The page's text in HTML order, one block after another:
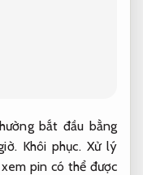
bắt đầu bằng
Khôi phục. Xử lý
pin có thể được